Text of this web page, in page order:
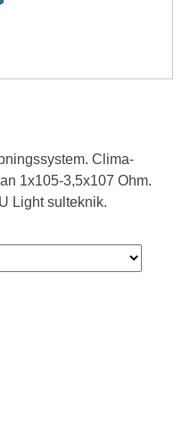
Clima-
1x105-3,5x107 Ohm.
Light sulteknik.